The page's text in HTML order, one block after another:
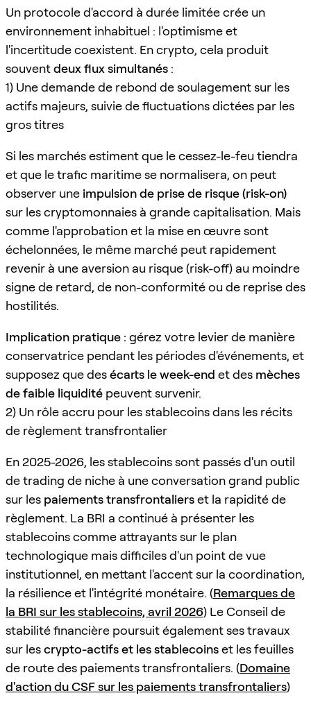
Un protocole d'accord à durée limitée crée un
environnement inhabituel : l'optimisme et
l'incertitude coexistent. En crypto, cela produit
souventdeux flux simultanés :
1) Une demande de rebond de soulagement sur les
actifs majeurs, suivie de fluctuations dictées par les
gros titres
Si les marchés estiment que le cessez-le-feu tiendra
et que le trafic maritime se normalisera, on peut
observer une impulsion de prise de risque (risk-on)
sur les cryptomonnaies à grande capitalisation. Mais
comme l'approbation et la mise en œuvre sont
échelonnées, le même marché peut rapidement
revenir à une aversion au risque (risk-off) au moindre
signe de retard, de non-conformité ou de reprise des
hostilités.
Implication pratique : gérez votre levier de manière
conservatrice pendant les périodes d'événements, et
supposez que desécarts le week-end et des mèches
de faible liquidité peuvent survenir.
2) Un rôle accru pour les stablecoins dans les récits
de règlement transfrontalier
En 2025-2026, les stablecoins sont passés d'un outil
de trading de niche à une conversation grand public
sur les paiements transfrontalierset la rapidité de
règlement. La BRI a continué à présenter les
stablecoins comme attrayants sur le plan
technologique mais difficiles d'un point de vue
institutionnel, en mettant l'accent sur la coordination,
la résilience et l'intégrité monétaire. (Remarques de
la BRI sur les stablecoins, avril 2026) Le Conseil de
stabilité financière poursuit également ses travaux
sur lescrypto-actifs et les stablecoinset les feuilles
de route des paiements transfrontaliers. (Domaine
d'action du CSF sur les paiements transfrontaliers)